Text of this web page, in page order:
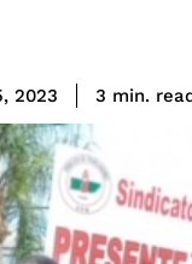
2023 3 min.